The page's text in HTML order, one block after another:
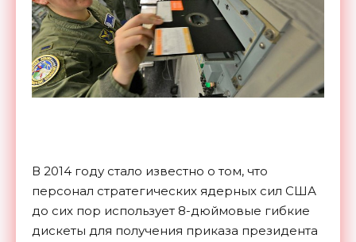
В 2014 году стало известно о том, что
персонал стратегических ядерных сил США
до сих пор использует 8-дюймовые гибкие
дискеты для получения приказа президента